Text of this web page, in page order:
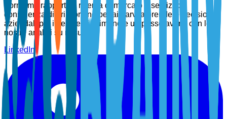
Forniamo rapporti di ricerca di mercato e servizi di
consulenza di prim'ordine per aiutarvi a prendere decisioni
aziendali più intelligenti. Rimanete un passo avanti con le
nostre analisi su misura.
LinkedIn